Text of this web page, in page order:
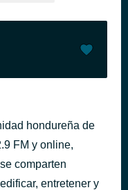
hondureña de
FM y online,
comparten
entretener y